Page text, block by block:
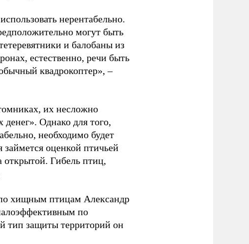
нерентабельно.
могут быть
и балобаны из
естественно, речи быть
квадрокоптер», –
их несложно
Однако для того,
необходимо будет
займется оценкой птичьей
открытой. Гибель птиц,
хищным птицам Александр
по
тип защиты территорий он